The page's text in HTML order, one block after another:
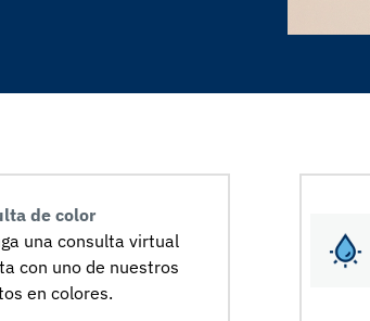
de color
una consulta virtual
con uno de nuestros
en colores.